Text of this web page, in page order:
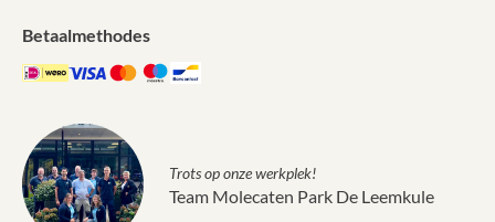
Betaalmethodes
Trots op onze werkplek!
Team Molecaten Park De Leemkule